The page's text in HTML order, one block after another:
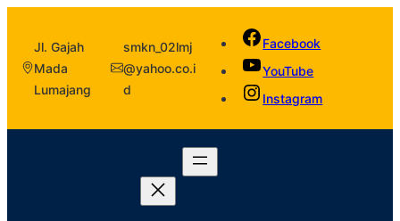
Jl. Gajah
Mada
Lumajang
smkn_02lmj
@yahoo.co.i
d
Facebook
YouTube
Instagram